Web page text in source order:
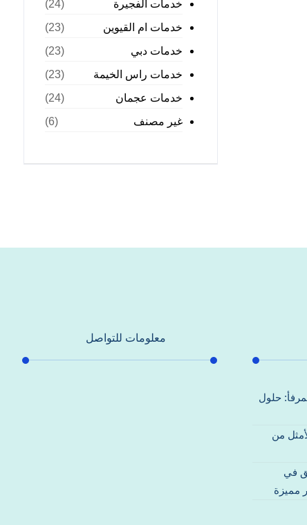
خدمات الفجيرة
(24)
خدمات ام القيوين
(23)
خدمات دبي
(23)
خدمات راس الخيمة
(23)
خدمات عجمان
(24)
غير مصنف
(6)
حلول
من
في
مميزة
معلومات للتواصل